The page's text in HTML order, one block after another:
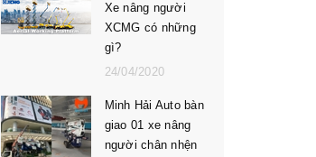
Xe nâng người
XCMG có những
gì?
24/04/2020
Minh Hải Auto bàn
giao 01 xe nâng
người chân nhện